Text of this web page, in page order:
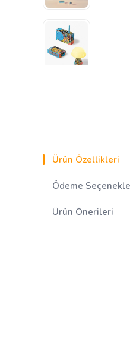
Ürün Özellikleri
Ödeme
Ürün Önerileri